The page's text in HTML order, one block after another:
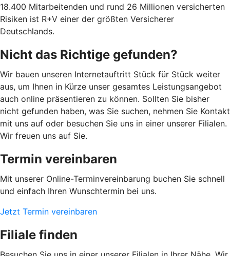
18.400 Mitarbeitenden und rund 26 Millionen versicherten
Risiken ist R+V einer der größten Versicherer
Deutschlands.
Nicht das Richtige gefunden?
Wir bauen unseren Internetauftritt Stück für Stück weiter
aus, um Ihnen in Kürze unser gesamtes Leistungsangebot
auch online präsentieren zu können. Sollten Sie bisher
nicht gefunden haben, was Sie suchen, nehmen Sie Kontakt
mit uns auf oder besuchen Sie uns in einer unserer Filialen.
Wir freuen uns auf Sie.
Termin vereinbaren
Mit unserer Online-Terminvereinbarung buchen Sie schnell
und einfach Ihren Wunschtermin bei uns.
Jetzt Termin vereinbaren
Filiale finden